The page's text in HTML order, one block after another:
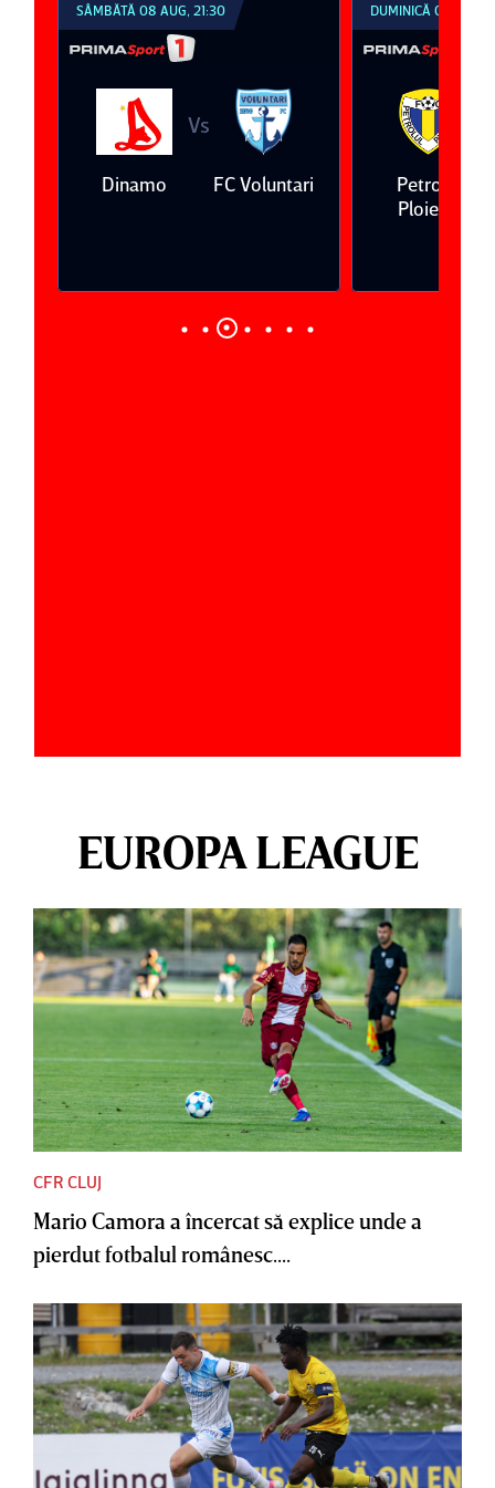
SÂMBĂTĂ 08 AUG, 21:30
Dinamo
Vs
FC Voluntari
DUMINICĂ 09 AUG,
Petrolul
Ploieşti
EUROPA LEAGUE
CFR CLUJ
Mario Camora a încercat să explice unde a
pierdut fotbalul românesc....